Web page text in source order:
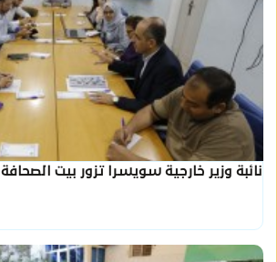
نائبة وزير خارجية سويسرا تزور بيت الصحافة